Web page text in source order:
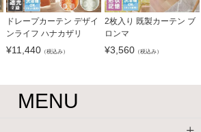
ドレープカーテン デザイ
ンライフ ハナカザリ
¥11,440 （税込み）
2枚入り 既製カーテン ブ
ロンマ
¥3,560（税込み）
MENU